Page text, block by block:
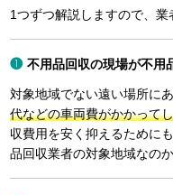
1つずつ解説しますので、業
不用品回収の現場が不用
対象地域でない遠い場所に
代などの車両費がかかって
収費用を安く抑えるために
品回収業者の対象地域なの